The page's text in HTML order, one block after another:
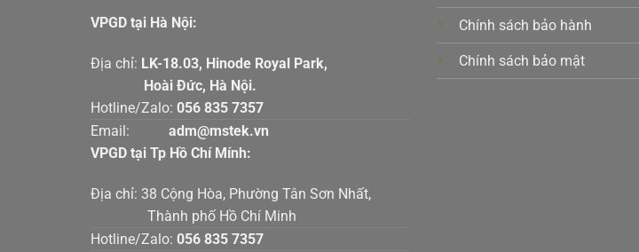
VPGD tại Hà Nội:
Địa chỉ: LK-18.03, Hinode Royal Park,
Hoài Đức, Hà Nội.
Hotline/Zalo: 056 835 7357
Email:
adm@mstek.vn
VPGD tại Tp Hồ Chí Mính:
Địa chỉ: 38 Cộng Hòa, Phường Tân Sơn Nhất,
Thành phố Hồ Chí Minh
Hotline/Zalo: 056 835 7357
Chính sách bảo hành
Chính sách bảo mật